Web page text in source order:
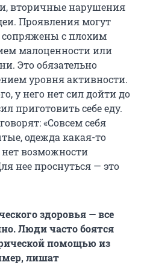
вторичные нарушения
Проявления могут
сопряжены с плохим
малоценности или
Это обязательно
уровня активности.
у него нет сил дойти до
приготовить себе еду.
«Совсем себя
одежда какая-то
нет возможности
нее проснуться — это
здоровья — все
Люди часто боятся
помощью из
лишат